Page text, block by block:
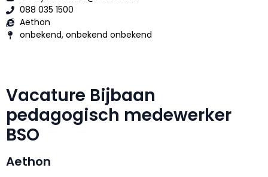
088 035 1500
Aethon
onbekend, onbekend onbekend
Vacature Bijbaan
pedagogisch medewerker
BSO
Aethon